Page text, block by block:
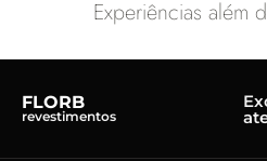
Experiências além
FLORB
revestimentos